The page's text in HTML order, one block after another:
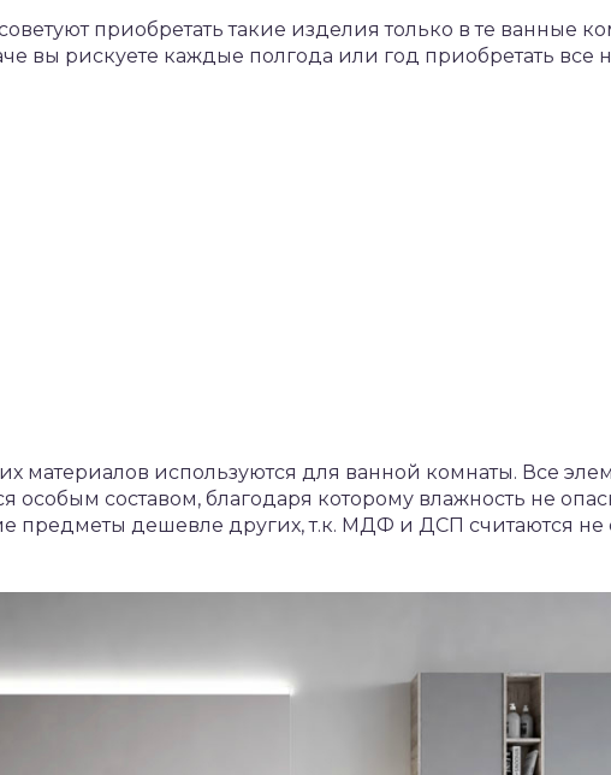
приобретать такие изделия только в те ванные
вы рискуете каждые полгода или год приобретать
используются для ванной комнаты. Все
особым составом, благодаря которому влажность не
предметы дешевле других, т.к. МДФ и ДСП считаются